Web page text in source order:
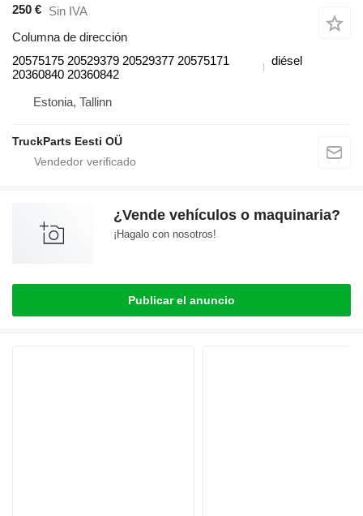
250 € Sin IVA
Columna de dirección
20575175 20529379 20529377 20575171
20360840 20360842
diésel
Estonia, Tallinn
TruckParts Eesti OÜ
¿Vende vehículos o maquinaria?
¡Hagalo con nosotros!
Publicar el anuncio